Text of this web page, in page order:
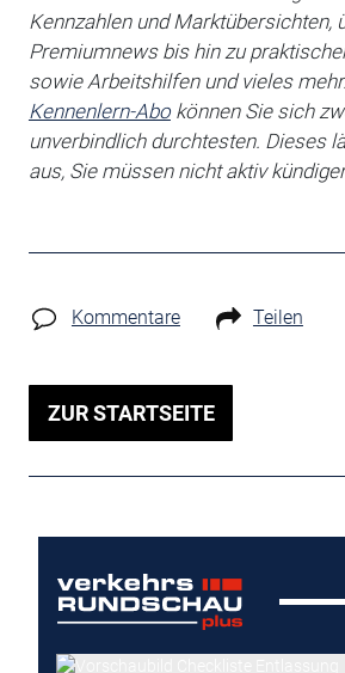
Kennzahlen und Marktübersichten,
Premiumnews bis hin zu
sowie Arbeitshilfenund vieles
Kennenlern-Abokönnen Sie sich
unverbindlich durchtesten. Dieses
aus, Sie müssen nicht aktiv
Kommentare Teilen
ZUR STARTSEITE